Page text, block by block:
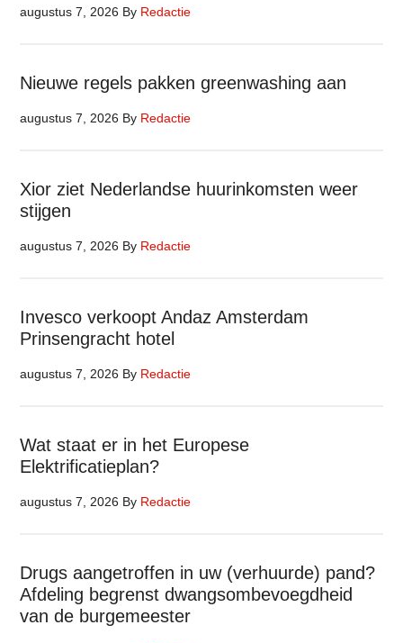
augustus 7, 2026 By Redactie
Nieuwe regels pakken greenwashing aan
augustus 7, 2026 By Redactie
Xior ziet Nederlandse huurinkomsten weer
stijgen
augustus 7, 2026 By Redactie
Invesco verkoopt Andaz Amsterdam
Prinsengracht hotel
augustus 7, 2026 By Redactie
Wat staat er in het Europese
Elektrificatieplan?
augustus 7, 2026 By Redactie
Drugs aangetroffen in uw (verhuurde) pand?
Afdeling begrenst dwangsombevoegdheid
van de burgemeester